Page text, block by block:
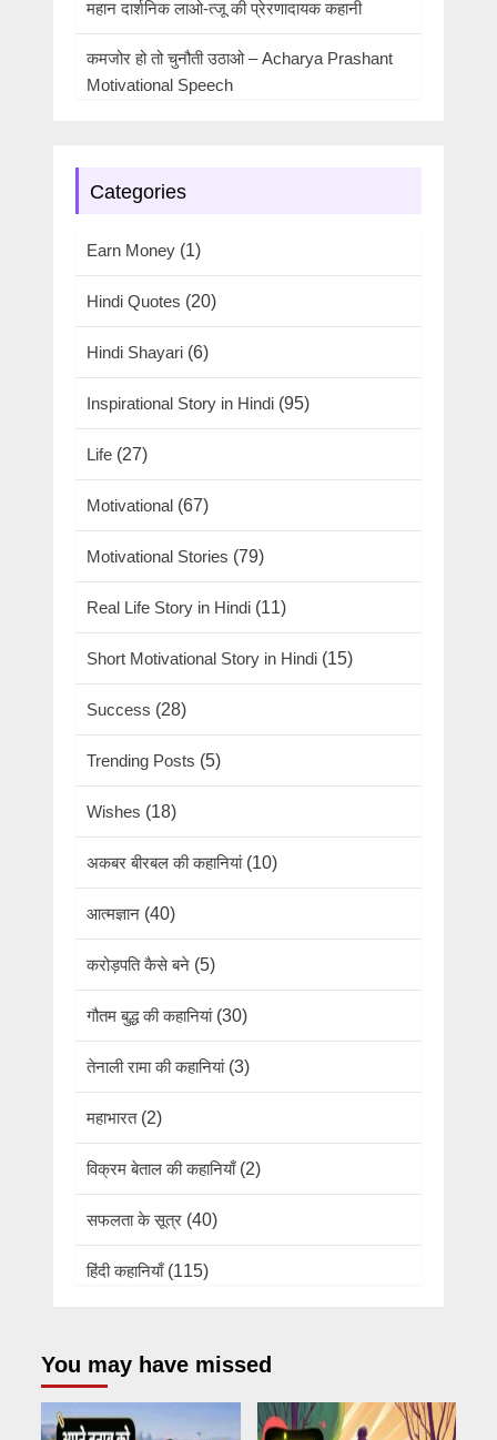
महान दार्शनिक लाओ-त्जू की प्रेरणादायक कहानी
कमजोर हो तो चुनौती उठाओ – Acharya Prashant
Motivational Speech
Categories
Earn Money (1)
Hindi Quotes (20)
Hindi Shayari (6)
Inspirational Story in Hindi (95)
Life (27)
Motivational (67)
Motivational Stories (79)
Real Life Story in Hindi (11)
Short Motivational Story in Hindi (15)
Success (28)
Trending Posts (5)
Wishes (18)
अकबर बीरबल की कहानियां(10)
आत्मज्ञान (40)
करोड़पति कैसे बने (5)
गौतम बुद्ध की कहानियां(30)
तेनाली रामा की कहानियां(3)
महाभारत(2)
विक्रम बेताल की कहानियाँ(2)
सफलता के सूत्र (40)
हिंदी कहानियाँ(115)
You may have missed